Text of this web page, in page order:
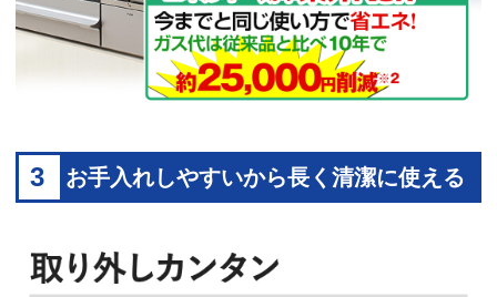
3 お手入れしやすいから長く清潔に使える